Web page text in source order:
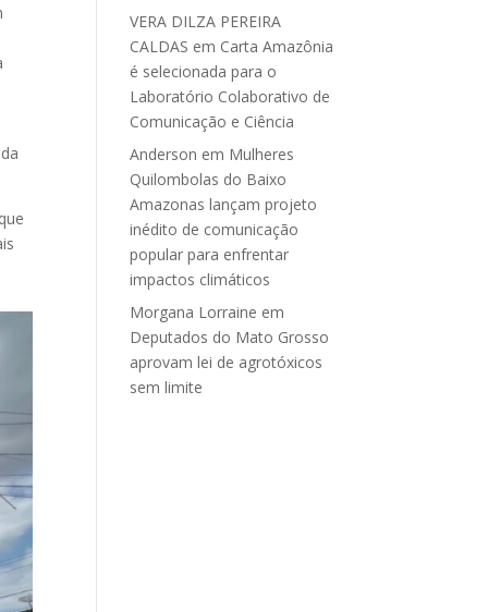
VERA DILZA PEREIRA
CALDAS em Carta Amazônia
é selecionada para o
Laboratório Colaborativo de
Comunicação e Ciência
Anderson em Mulheres
Quilombolas do Baixo
Amazonas lançam projeto
inédito de comunicação
popular para enfrentar
impactos climáticos
Morgana Lorraine em
Deputados do Mato Grosso
aprovam lei de agrotóxicos
sem limite